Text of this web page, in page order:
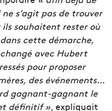
ne s’agit pas de trouver
souhaitent rester où
cette démarche,
avec Hubert
pour proposer
des événements…
gagnant-gagnant le
définitif », expliquait